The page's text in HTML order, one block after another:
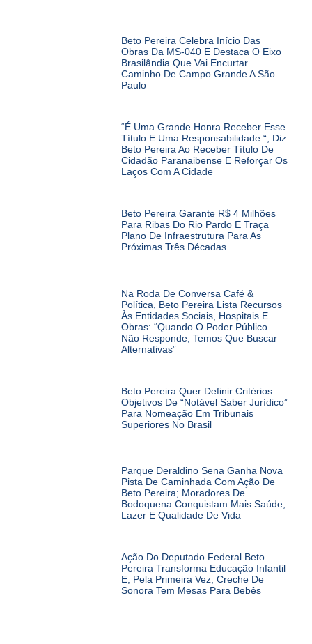
Beto Pereira Celebra Início Das
Obras Da MS-040 E Destaca O Eixo
Brasilândia Que Vai Encurtar
Caminho De Campo Grande A São
Paulo
“É Uma Grande Honra Receber Esse
Título E Uma Responsabilidade “, Diz
Beto Pereira Ao Receber Título De
Cidadão Paranaibense E Reforçar Os
Laços Com A Cidade
Beto Pereira Garante R$ 4 Milhões
Para Ribas Do Rio Pardo E Traça
Plano De Infraestrutura Para As
Próximas Três Décadas
Na Roda De Conversa Café &
Política, Beto Pereira Lista Recursos
Às Entidades Sociais, Hospitais E
Obras: “Quando O Poder Público
Não Responde, Temos Que Buscar
Alternativas”
Beto Pereira Quer Definir Critérios
Objetivos De “notável Saber Jurídico”
Para Nomeação Em Tribunais
Superiores No Brasil
Parque Deraldino Sena Ganha Nova
Pista De Caminhada Com Ação De
Beto Pereira; Moradores De
Bodoquena Conquistam Mais Saúde,
Lazer E Qualidade De Vida
Ação Do Deputado Federal Beto
Pereira Transforma Educação Infantil
E, Pela Primeira Vez, Creche De
Sonora Tem Mesas Para Bebês